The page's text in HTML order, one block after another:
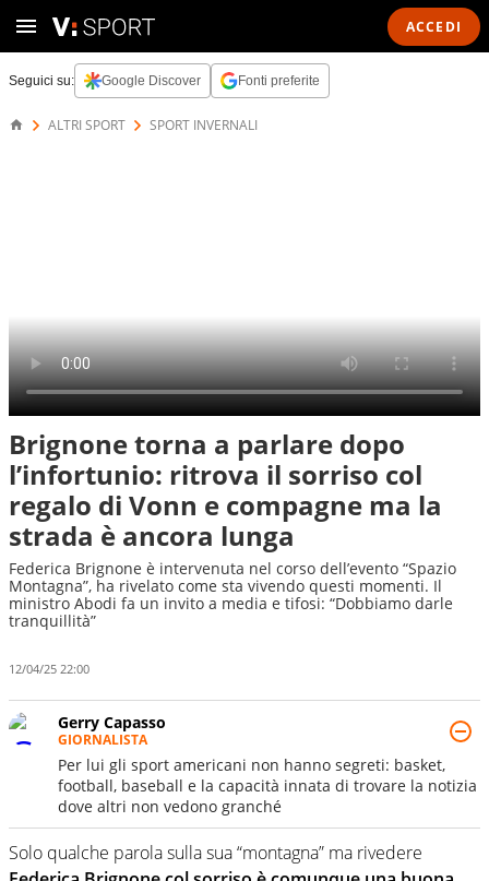
ACCEDI
Seguici su: Google Discover Fonti preferite
ALTRI SPORT SPORT INVERNALI
Brignone torna a parlare dopo
l’infortunio: ritrova il sorriso col
regalo di Vonn e compagne ma la
strada è ancora lunga
Federica Brignone è intervenuta nel corso dell’evento “Spazio
Montagna”, ha rivelato come sta vivendo questi momenti. Il
ministro Abodi fa un invito a media e tifosi: “Dobbiamo darle
tranquillità”
12/04/25 22:00
Gerry Capasso
GIORNALISTA
Per lui gli sport americani non hanno segreti: basket,
football, baseball e la capacità innata di trovare la notizia
dove altri non vedono granché
Solo qualche parola sulla sua “montagna” ma rivedere